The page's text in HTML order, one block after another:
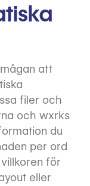
att
filer och
och wxrks
du
per ord
för
eller